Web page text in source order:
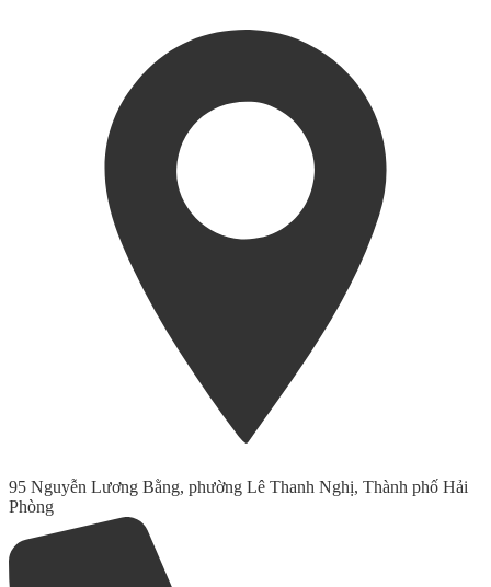
95 Nguyễn Lương Bằng, phường Lê Thanh Nghị, Thành phố Hải
Phòng